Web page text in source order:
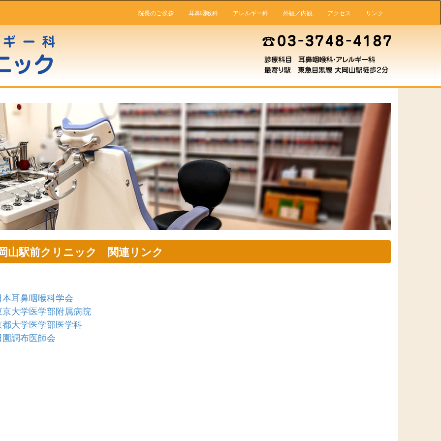
院長のご挨拶 耳鼻咽喉科 アレルギー科 外観／内観 アクセス リンク
山駅前クリニック 関連リンク
本耳鼻咽喉科学会
京大学医学部附属病院
都大学医学部医学科
園調布医師会